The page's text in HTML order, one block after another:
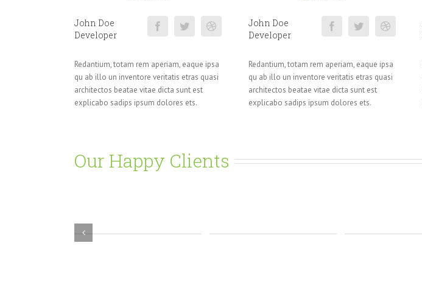
John Doe
Developer
Redantium, totam rem aperiam, eaque ipsa
qu ab illo un inventore veritatis etras quasi
architectos beatae vitae dicta sunt est
explicabo sadips ipsum dolores ets.
John Doe
Developer
Redantium, totam rem aperiam, eaque ipsa
qu ab illo un inventore veritatis etras quasi
architectos beatae vitae dicta sunt est
explicabo sadips ipsum dolores ets.
Our Happy Clients